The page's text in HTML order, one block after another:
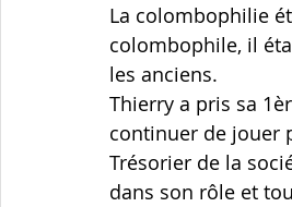
La colombophilie
colombophile, il
les anciens.
Thierry a pris sa
continuer de jouer
Trésorier de la
dans son rôle et